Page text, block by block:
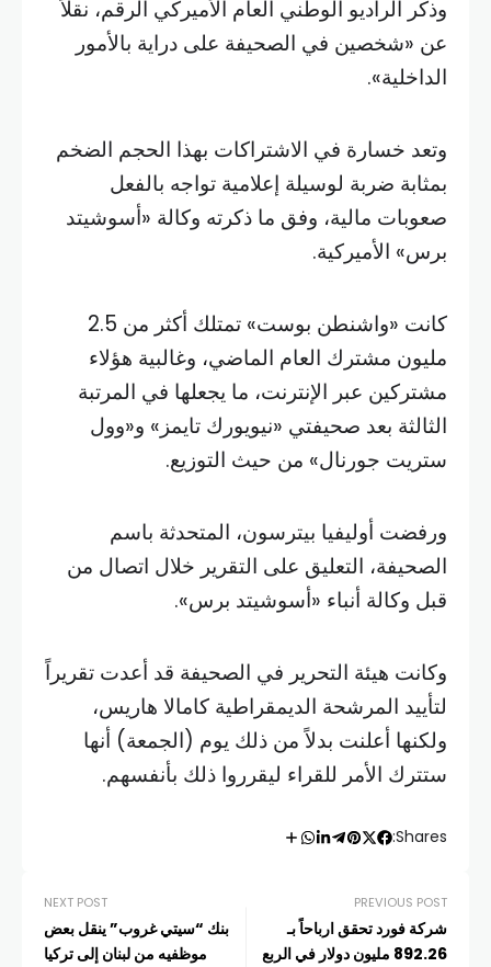
وذكر الراديو الوطني العام الأميركي الرقم، نقلاً
عن «شخصين في الصحيفة على دراية بالأمور
الداخلية».
وتعد خسارة في الاشتراكات بهذا الحجم الضخم
بمثابة ضربة لوسيلة إعلامية تواجه بالفعل
صعوبات مالية، وفق ما ذكرته وكالة «أسوشيتد
برس» الأميركية.
كانت «واشنطن بوست» تمتلك أكثر من 2.5
مليون مشترك العام الماضي، وغالبية هؤلاء
مشتركين عبر الإنترنت، ما يجعلها في المرتبة
الثالثة بعد صحيفتي «نيويورك تايمز» و«وول
ستريت جورنال» من حيث التوزيع.
ورفضت أوليفيا بيترسون، المتحدثة باسم
الصحيفة، التعليق على التقرير خلال اتصال من
قبل وكالة أنباء «أسوشيتد برس».
وكانت هيئة التحرير في الصحيفة قد أعدت تقريراً
لتأييد المرشحة الديمقراطية كامالا هاريس،
ولكنها أعلنت بدلاً من ذلك يوم (الجمعة) أنها
ستترك الأمر للقراء ليقرروا ذلك بأنفسهم.
Shares:
PREVIOUS POST
شركة فورد تحقق ارباحاً بـ
892.26 مليون دولار في الربع
NEXT POST
بنك “سيتي غروب” ينقل بعض
موظفيه من لبنان إلى تركيا